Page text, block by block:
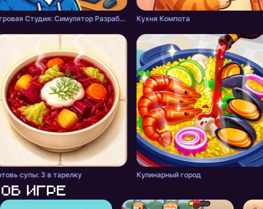
Игровая Студия: Симулятор Разработчика Кухня Компота
супы: 3 в тарелку Кулинарный город
Об игре